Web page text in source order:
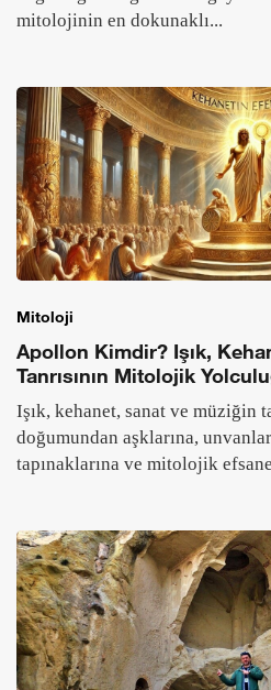
mitolojinin en dokunaklı...
Mitoloji
Apollon Kimdir? Işık,
Tanrısının Mitolojik
Işık, kehanet, sanat ve müziğin
doğumundan aşklarına,
tapınaklarına ve mitolojik